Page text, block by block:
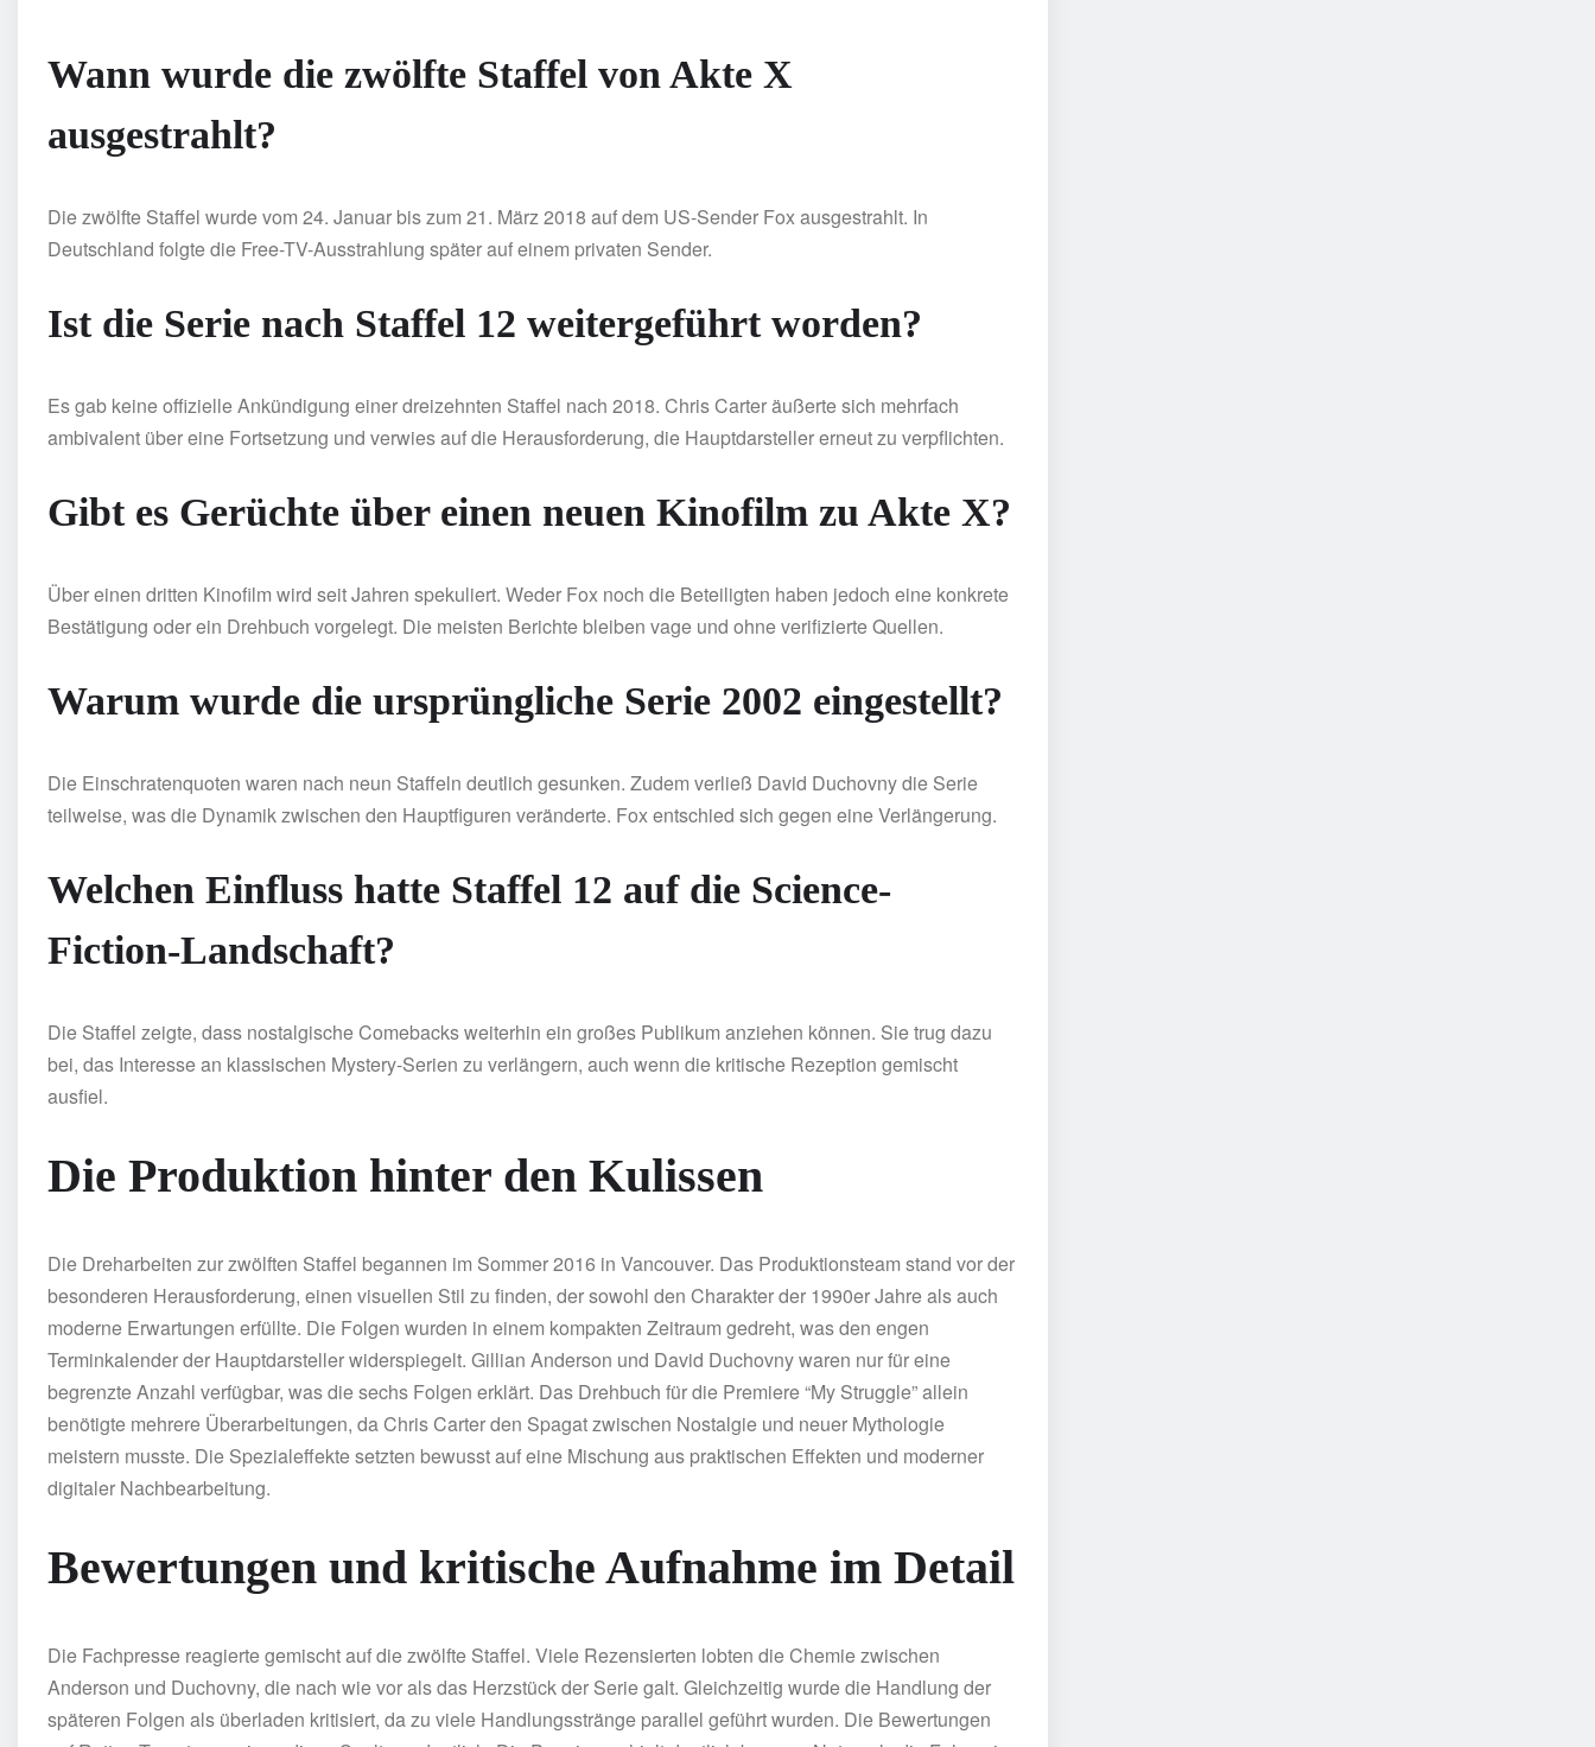
Wann wurde die zwölfte Staffel von Akte X
ausgestrahlt?
Die zwölfte Staffel wurde vom 24. Januar bis zum 21. März 2018 auf dem US-Sender Fox ausgestrahlt. In
Deutschland folgte die Free-TV-Ausstrahlung später auf einem privaten Sender.
Ist die Serie nach Staffel 12 weitergeführt worden?
Es gab keine offizielle Ankündigung einer dreizehnten Staffel nach 2018. Chris Carter äußerte sich mehrfach
ambivalent über eine Fortsetzung und verwies auf die Herausforderung, die Hauptdarsteller erneut zu verpflichten.
Gibt es Gerüchte über einen neuen Kinofilm zu Akte X?
Über einen dritten Kinofilm wird seit Jahren spekuliert. Weder Fox noch die Beteiligten haben jedoch eine konkrete
Bestätigung oder ein Drehbuch vorgelegt. Die meisten Berichte bleiben vage und ohne verifizierte Quellen.
Warum wurde die ursprüngliche Serie 2002 eingestellt?
Die Einschratenquoten waren nach neun Staffeln deutlich gesunken. Zudem verließ David Duchovny die Serie
teilweise, was die Dynamik zwischen den Hauptfiguren veränderte. Fox entschied sich gegen eine Verlängerung.
Welchen Einfluss hatte Staffel 12 auf die Science-
Fiction-Landschaft?
Die Staffel zeigte, dass nostalgische Comebacks weiterhin ein großes Publikum anziehen können. Sie trug dazu
bei, das Interesse an klassischen Mystery-Serien zu verlängern, auch wenn die kritische Rezeption gemischt
ausfiel.
Die Produktion hinter den Kulissen
Die Dreharbeiten zur zwölften Staffel begannen im Sommer 2016 in Vancouver. Das Produktionsteam stand vor der
besonderen Herausforderung, einen visuellen Stil zu finden, der sowohl den Charakter der 1990er Jahre als auch
moderne Erwartungen erfüllte. Die Folgen wurden in einem kompakten Zeitraum gedreht, was den engen
Terminkalender der Hauptdarsteller widerspiegelt. Gillian Anderson und David Duchovny waren nur für eine
begrenzte Anzahl verfügbar, was die sechs Folgen erklärt. Das Drehbuch für die Premiere “My Struggle” allein
benötigte mehrere Überarbeitungen, da Chris Carter den Spagat zwischen Nostalgie und neuer Mythologie
meistern musste. Die Spezialeffekte setzten bewusst auf eine Mischung aus praktischen Effekten und moderner
digitaler Nachbearbeitung.
Bewertungen und kritische Aufnahme im Detail
Die Fachpresse reagierte gemischt auf die zwölfte Staffel. Viele Rezensierten lobten die Chemie zwischen
Anderson und Duchovny, die nach wie vor als das Herzstück der Serie galt. Gleichzeitig wurde die Handlung der
späteren Folgen als überladen kritisiert, da zu viele Handlungsstränge parallel geführt wurden. Die Bewertungen